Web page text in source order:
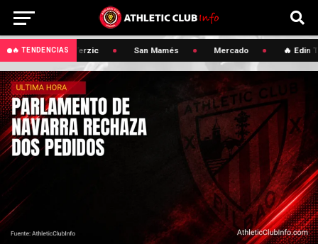
🔥 TENDENCIAS
🔥 Edin Terzic San Mamés Mercado 🔥 Edin